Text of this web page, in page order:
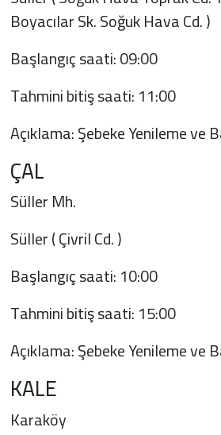
Boyacılar Sk. Soğuk Hava Cd. )
Başlangıç saati: 09:00
Tahmini bitiş saati: 11:00
Açıklama: Şebeke Yenileme ve
ÇAL
Süller Mh.
Süller ( Çivril Cd. )
Başlangıç saati: 10:00
Tahmini bitiş saati: 15:00
Açıklama: Şebeke Yenileme ve
KALE
Karaköy